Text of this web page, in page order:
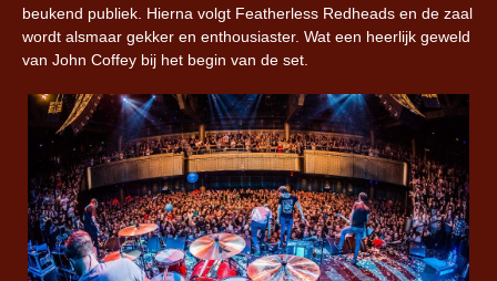
beukend publiek. Hierna volgt Featherless Redheads en de zaal
wordt alsmaar gekker en enthousiaster. Wat een heerlijk geweld
van John Coffey bij het begin van de set.